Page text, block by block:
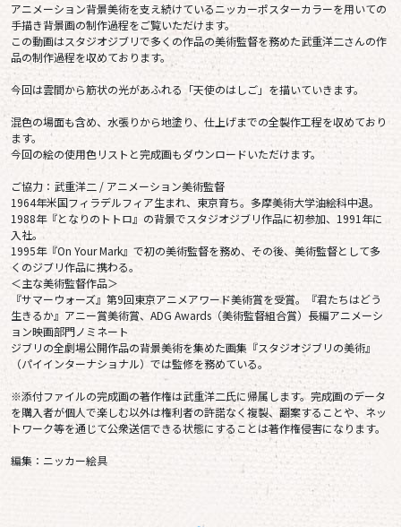
アニメーション背景美術を支え続けているニッカーポスターカラーを用いての
手描き背景画の制作過程をご覧いただけます。
この動画はスタジオジブリで多くの作品の美術監督を務めた武重洋二さんの作
品の制作過程を収めております。
今回は雲間から筋状の光があふれる「天使のはしご」を描いていきます。
混色の場面も含め、水張りから地塗り、仕上げまでの全製作工程を収めており
ます。
今回の絵の使用色リストと完成画もダウンロードいただけます。
ご協力：武重洋二 / アニメーション美術監督
1964年米国フィラデルフィア生まれ、東京育ち。多摩美術大学油絵科中退。
1988年『となりのトトロ』の背景でスタジオジブリ作品に初参加、1991年に
入社。
1995年『On Your Mark』で初の美術監督を務め、その後、美術監督として多
くのジブリ作品に携わる。
＜主な美術監督作品＞
『サマーウォーズ』第9回東京アニメアワード美術賞を受賞。『君たちはどう
生きるか』アニー賞美術賞、ADG Awards（美術監督組合賞）長編アニメーシ
ョン映画部門ノミネート
ジブリの全劇場公開作品の背景美術を集めた画集『スタジオジブリの美術』
（パイインターナショナル）では監修を務めている。
※添付ファイルの完成画の著作権は武重洋二氏に帰属します。完成画のデータ
を購入者が個人で楽しむ以外は権利者の許諾なく複製、翻案することや、ネッ
トワーク等を通じて公衆送信できる状態にすることは著作権侵害になります。
編集：ニッカー絵具